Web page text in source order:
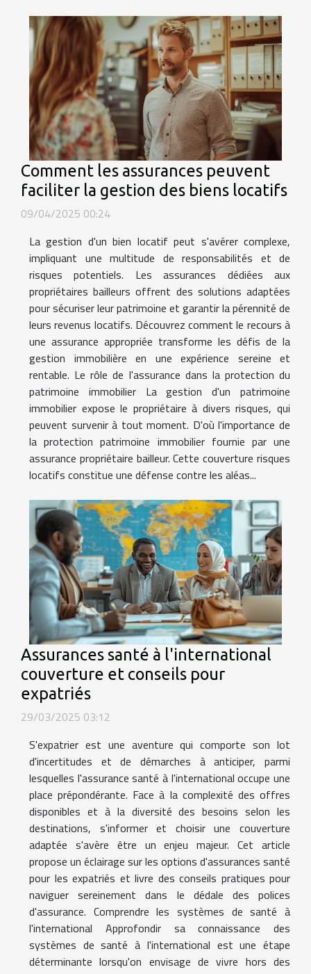
Comment les assurances peuvent
faciliter la gestion des biens locatifs
09/04/2025 00:24
La gestion d'un bien locatif peut s'avérer complexe,
impliquant une multitude de responsabilités et de
risques potentiels. Les assurances dédiées aux
propriétaires bailleurs offrent des solutions adaptées
pour sécuriser leur patrimoine et garantir la pérennité de
leurs revenus locatifs. Découvrez comment le recours à
une assurance appropriée transforme les défis de la
gestion immobilière en une expérience sereine et
rentable. Le rôle de l'assurance dans la protection du
patrimoine immobilier La gestion d'un patrimoine
immobilier expose le propriétaire à divers risques, qui
peuvent survenir à tout moment. D'où l'importance de
la protection patrimoine immobilier fournie par une
assurance propriétaire bailleur. Cette couverture risques
locatifs constitue une défense contre les aléas...
Assurances santé à l'international
couverture et conseils pour
expatriés
29/03/2025 03:12
S'expatrier est une aventure qui comporte son lot
d'incertitudes et de démarches à anticiper, parmi
lesquelles l'assurance santé à l'international occupe une
place prépondérante. Face à la complexité des offres
disponibles et à la diversité des besoins selon les
destinations, s'informer et choisir une couverture
adaptée s'avère être un enjeu majeur. Cet article
propose un éclairage sur les options d'assurances santé
pour les expatriés et livre des conseils pratiques pour
naviguer sereinement dans le dédale des polices
d'assurance. Comprendre les systèmes de santé à
l'international Approfondir sa connaissance des
systèmes de santé à l'international est une étape
déterminante lorsqu'on envisage de vivre hors des